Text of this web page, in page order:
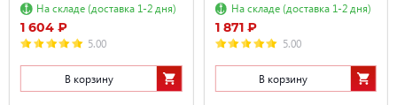
На складе (доставка 1-2 дня)
1 604 ₽
5.00
В корзину
На складе (доставка 1-2 дня)
1 871 ₽
5.00
В корзину